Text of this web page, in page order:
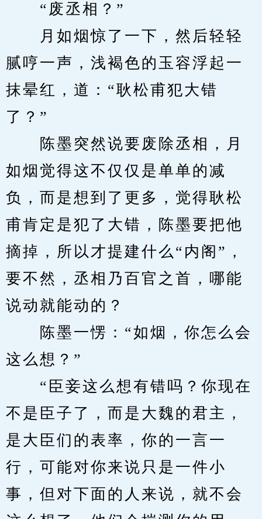
“废丞相？”
月如烟惊了一下，然后轻轻
腻哼一声，浅褐色的玉容浮起一
抹晕红，道：“耿松甫犯大错
了？”
陈墨突然说要废除丞相，月
如烟觉得这不仅仅是单单的减
负，而是想到了更多，觉得耿松
甫肯定是犯了大错，陈墨要把他
摘掉，所以才提建什么“内阁”，
要不然，丞相乃百官之首，哪能
说动就能动的？
陈墨一愣：“如烟，你怎么会
这么想？”
“臣妾这么想有错吗？你现在
不是臣子了，而是大魏的君主，
是大臣们的表率，你的一言一
行，可能对你来说只是一件小
事，但对下面的人来说，就不会